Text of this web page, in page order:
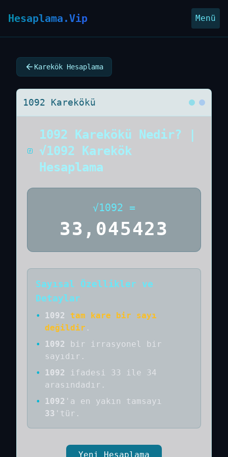
Hesaplama.Vip Menü
Karekök Hesaplama
1092 Karekökü
1092 Karekökü Nedir? |
√1092 Karekök
Hesaplama
√1092 =
33,045423
Sayısal Özellikler ve
Detaylar
• 1092
tam kare bir sayı
değildir .
•
1092 bir
irrasyonel bir
sayıdır .
•
1092
ifadesi 33 ile 34
arasındadır.
•
1092 'a en yakın tamsayı
33 'tür.
Yeni Hesaplama